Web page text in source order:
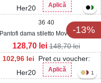
Her20
Aplică
-13%
36 40
Pantofi dama stiletto Mov din Satin
Devani
102,96 lei
Pret cu voucher:
Her20
Aplică
128,70 lei 148,70lei
1